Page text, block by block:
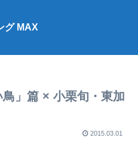
グ MAX
」篇 × 小栗旬・東加
2015.03.01